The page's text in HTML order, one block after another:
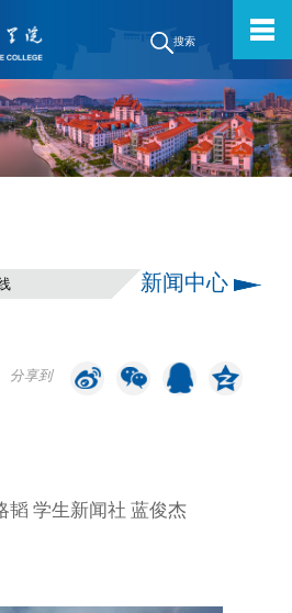
搜索
新闻中心
分享到
韬 学生新闻社 蓝俊杰